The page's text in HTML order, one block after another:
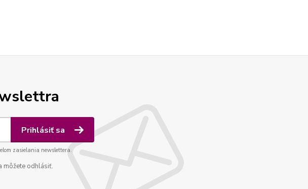
Prihlásiť sa
zasielania newslettera.
môžete odhlásiť.